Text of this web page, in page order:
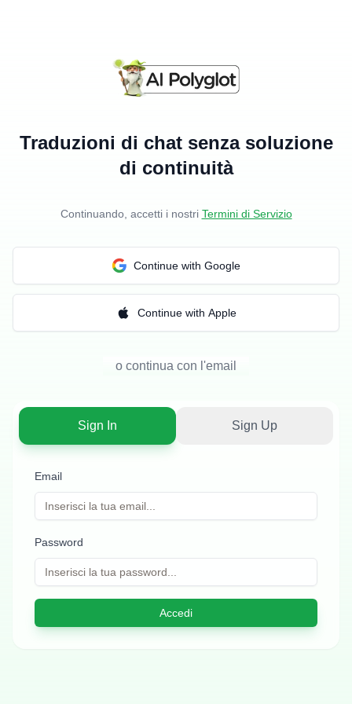
Traduzioni di chat senza soluzione
di continuità
Continuando, accetti i nostri Termini di Servizio
Continue with Google
Continue with Apple
o continua con l'email
Sign In Sign Up
Email
Password
Accedi